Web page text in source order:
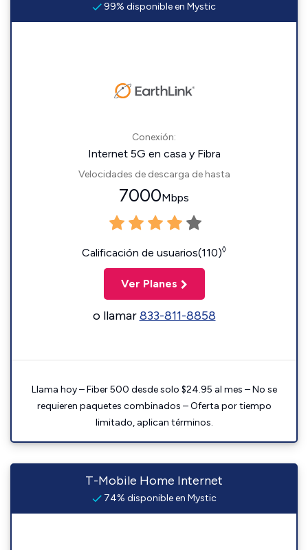
99% disponible en Mystic
Conexión:
Internet 5G en casa y Fibra
Velocidades de descarga de hasta
7000Mbps
Calificación de usuarios(110)◊
Ver Planes
o llamar833-811-8858
Llama hoy – Fiber 500 desde solo $24.95 al mes – No se
requieren paquetes combinados – Oferta por tiempo
limitado, aplican términos.
T-Mobile Home Internet
74% disponible en Mystic